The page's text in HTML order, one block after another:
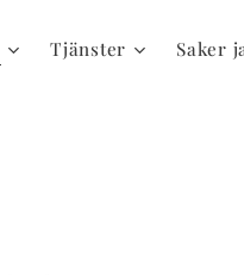
Tjänster Saker